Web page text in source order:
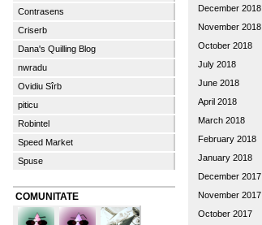
Contrasens
Criserb
Dana's Quilling Blog
nwradu
Ovidiu Sîrb
piticu
Robintel
Speed Market
Spuse
COMUNITATE
December 2018
November 2018
October 2018
July 2018
June 2018
April 2018
March 2018
February 2018
January 2018
December 2017
November 2017
October 2017